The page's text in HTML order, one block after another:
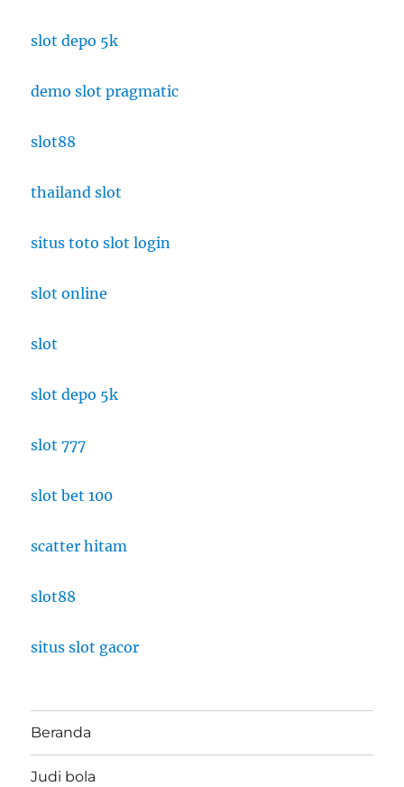
slot depo 5k
demo slot pragmatic
slot88
thailand slot
situs toto slot login
slot online
slot
slot depo 5k
slot 777
slot bet 100
scatter hitam
slot88
situs slot gacor
Beranda
Judi bola